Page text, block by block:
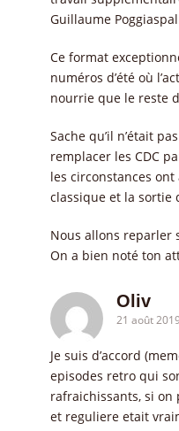
Guillaume
Ce format
numéros d’été où
nourrie que le reste
Sache qu’il n’était
remplacer les CDC
les circonstances ont
classique et la sortie
Nous allons reparler
On a bien noté ton
Oliv
21 août
Je suis d’accord
episodes retro qui
rafraichissants, si on
et reguliere etait